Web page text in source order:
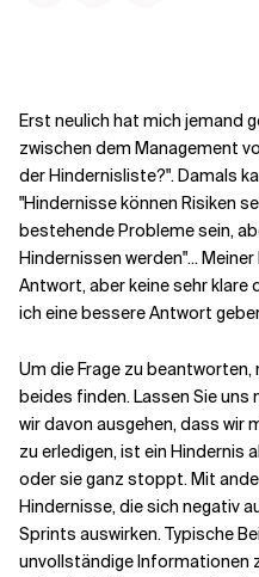
Erst neulich hat mich jemand
zwischen dem Management
der Hindernisliste?". Damals
"Hindernisse können Risiken
bestehende Probleme sein,
Hindernissen werden"...
Antwort, aber keine sehr klare
ich eine bessere Antwort
Um die Frage zu
beides finden. Lassen Sie uns
wir davon ausgehen, dass wir
zu erledigen, ist ein Hindernis
oder sie ganz stoppt. Mit
Hindernisse, die sich negativ
Sprints auswirken. Typische
unvollständige Informationen